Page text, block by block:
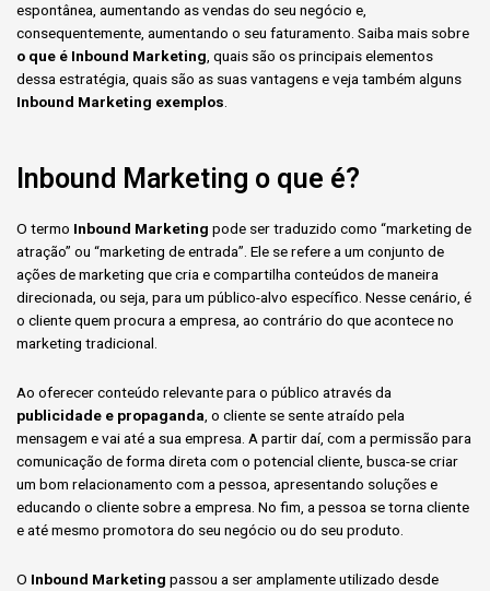
espontânea, aumentando as vendas do seu negócio e,
consequentemente, aumentando o seu faturamento. Saiba mais sobre
o que é Inbound Marketing , quais são os principais elementos
dessa estratégia, quais são as suas vantagens e veja também alguns
Inbound Marketing exemplos
Inbound Marketing o que é?
O termo Inbound Marketing pode ser traduzido como “marketing de
atração” ou “marketing de entrada”. Ele se refere a um conjunto de
ações de marketing que cria e compartilha conteúdos de maneira
direcionada, ou seja, para um público-alvo específico. Nesse cenário, é
o cliente quem procura a empresa, ao contrário do que acontece no
marketing tradicional.
Ao oferecer conteúdo relevante para o público através da
publicidade e propaganda , o cliente se sente atraído pela
mensagem e vai até a sua empresa. A partir daí, com a permissão para
comunicação de forma direta com o potencial cliente, busca-se criar
um bom relacionamento com a pessoa, apresentando soluções e
educando o cliente sobre a empresa. No fim, a pessoa se torna cliente
e até mesmo promotora do seu negócio ou do seu produto.
O Inbound Marketing passou a ser amplamente utilizado desde